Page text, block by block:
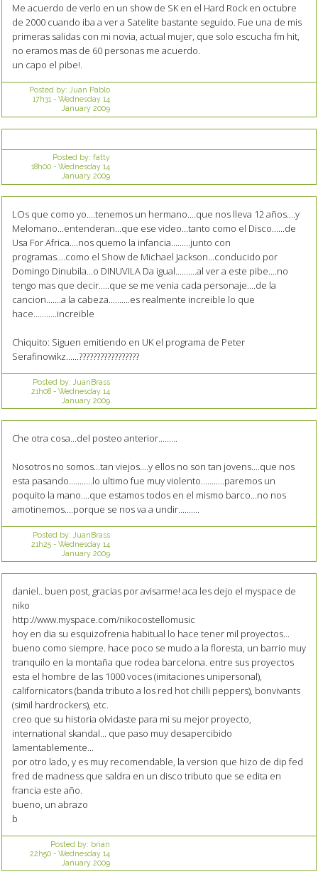
Me acuerdo de verlo en un show de SK en el Hard Rock en octubre
de 2000 cuando iba a ver a Satelite bastante seguido. Fue una de mis
primeras salidas con mi novia, actual mujer, que solo escucha fm hit,
no eramos mas de 60 personas me acuerdo.
un capo el pibe!.
Posted by: Juan Pablo
17h31- Wednesday 14
January 2009
Posted by: fatty
18h00- Wednesday 14
January 2009
LOs que como yo....tenemos un hermano....que nos lleva 12 años....y
Melomano...entenderan...que ese video...tanto como el Disco......de
Usa For Africa....nos quemo la infancia.........junto con
programas....como el Show de Michael Jackson...conducido por
Domingo Dinubila...o DINUVILA Da igual..........al ver a este pibe....no
tengo mas que decir.....que se me venia cada personaje....de la
cancion.......a la cabeza..........es realmente increible lo que
hace...........increible
Chiquito: Siguen emitiendo en UK el programa de Peter
Serafinowikz......?????????????????
Posted by: JuanBrass
21h08- Wednesday 14
January 2009
Che otra cosa...del posteo anterior.........
Nosotros no somos...tan viejos....y ellos no son tan jovens....que nos
esta pasando...........lo ultimo fue muy violento...........paremos un
poquito la mano....que estamos todos en el mismo barco...no nos
amotinemos....porque se nos va a undir..........
Posted by: JuanBrass
21h25- Wednesday 14
January 2009
daniel.. buen post, gracias por avisarme! aca les dejo el myspace de
niko
http://www.myspace.com/nikocostellomusic
hoy en dia su esquizofrenia habitual lo hace tener mil proyectos...
bueno como siempre. hace poco se mudo a la floresta, un barrio muy
tranquilo en la montaña que rodea barcelona. entre sus proyectos
esta el hombre de las 1000 voces (imitaciones unipersonal),
californicators (banda tributo a los red hot chilli peppers), bonvivants
(simil hardrockers), etc.
creo que su historia olvidaste para mi su mejor proyecto,
international skandal... que paso muy desapercibido
lamentablemente...
por otro lado, y es muy recomendable, la version que hizo de dip fed
fred de madness que saldra en un disco tributo que se edita en
francia este año.
bueno, un abrazo
b
Posted by: brian
22h50- Wednesday 14
January 2009